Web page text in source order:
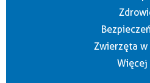
Zwierzęta w
Więcej